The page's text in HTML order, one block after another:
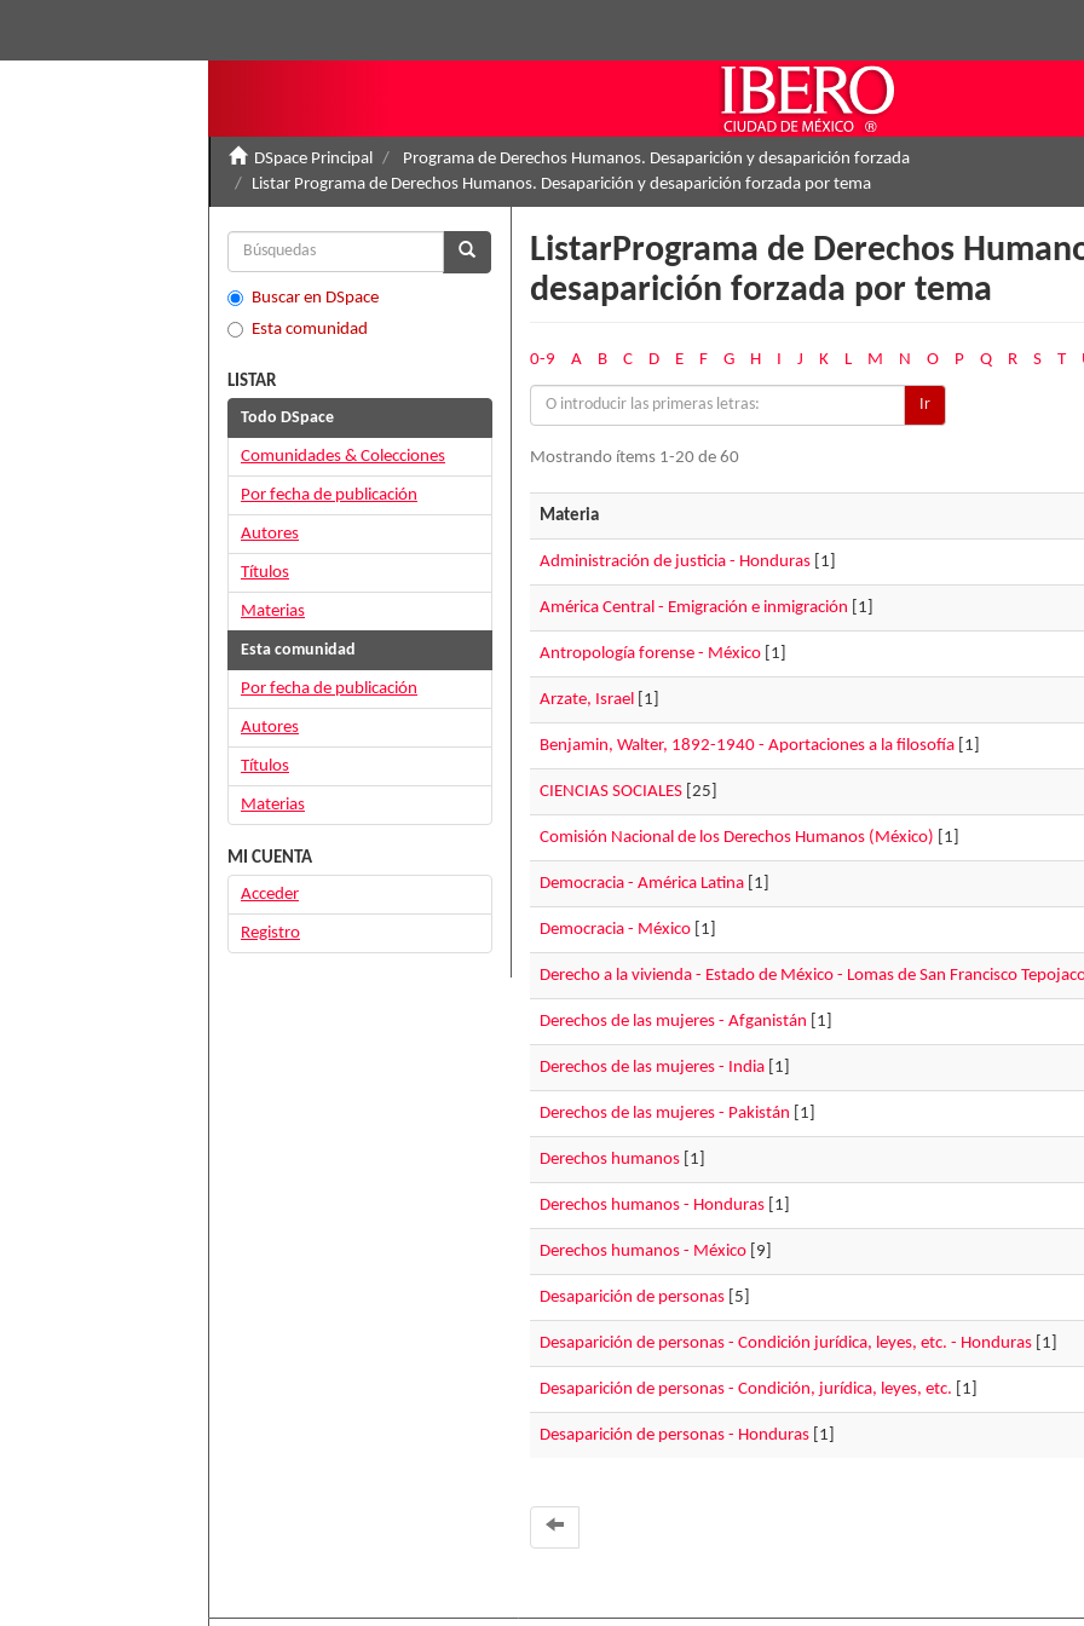
DSpace Principal
Programa de Derechos Humanos. Desaparición y desaparición forzada
Listar Programa de Derechos Humanos. Desaparición y desaparición forzada por tema
ListarPrograma de Derechos
desaparición forzada por tema
0-9 A B C D E F G H I J K L M N O P Q R S T
Ir
Mostrando ítems 1-20 de 60
Materia
Administración de justicia - Honduras[1]
América Central - Emigración e inmigración [1]
Antropología forense - México[1]
Arzate, Israel[1]
Benjamin, Walter, 1892-1940 - Aportaciones a la filosofía[1]
CIENCIAS SOCIALES[25]
Comisión Nacional de los Derechos Humanos (México) [1]
Democracia - América Latina[1]
Democracia - México[1]
Derecho a la vivienda - Estado de México - Lomas de San Francisco
Derechos de las mujeres - Afganistán [1]
Derechos de las mujeres - India[1]
Derechos de las mujeres - Pakistán [1]
Derechos humanos[1]
Derechos humanos - Honduras[1]
Derechos humanos - México[9]
Desaparición de personas[5]
Desaparición de personas - Condición jurídica, leyes, etc. - Honduras[1]
Desaparición de personas - Condición, jurídica, leyes, etc. [1]
Desaparición de personas - Honduras[1]
Buscar en DSpace
Esta comunidad
LISTAR
Todo DSpace
Comunidades & Colecciones
Por fecha de publicación
Autores
Títulos
Materias
Esta comunidad
Por fecha de publicación
Autores
Títulos
Materias
MI CUENTA
Acceder
Registro